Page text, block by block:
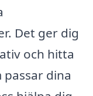
Det ger dig
och hitta
dina